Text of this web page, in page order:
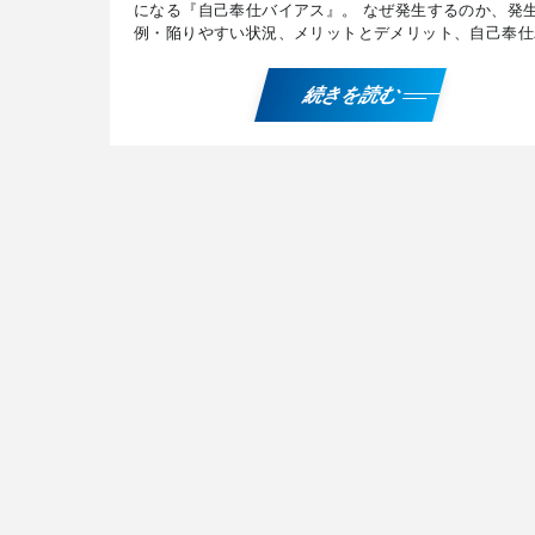
になる『自己奉仕バイアス』。 なぜ発生するのか、発
例・陥りやすい状況、メリットとデメリット、自己奉仕
続きを読む